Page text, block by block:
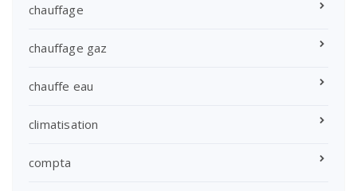
chauffage
chauffage gaz
chauffe eau
climatisation
compta